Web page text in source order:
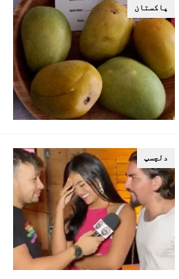
پاکستان
دلچسپ